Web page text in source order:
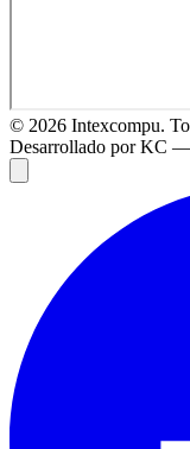
© 2026 Intexcompu.
Desarrollado por KC —